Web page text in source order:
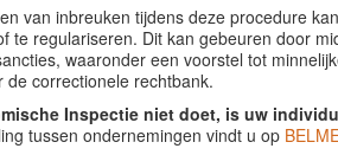
van inbreuken tijdens deze procedure
te regulariseren. Dit kan gebeuren door
waaronder een voorstel tot
de correctionele rechtbank.
Inspectie niet doet, is uw
tussen ondernemingen vindt u op